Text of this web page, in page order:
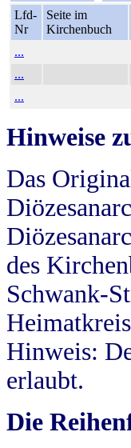
Lfd-
Nr
Seite im
Kirchenbuch
...
...
...
Hinweise
Das
des
Schwank-
Hinweis:
erlaubt.
Die